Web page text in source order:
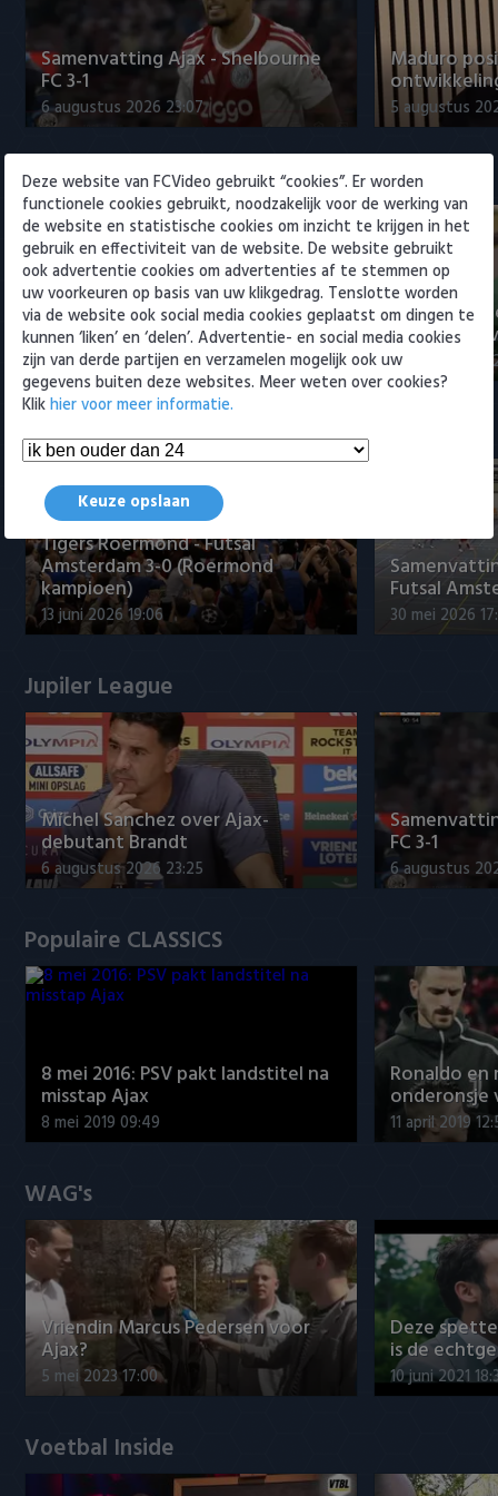
Samenvatting Ajax - Shelbourne
FC 3-1
6 augustus 2026 23:07
Maduro
5 augustus
Eredivisie
Voorbeschouwing Cambuur-
Excelsior met Plat en El Arguioui
6 augustus 2026 18:49
PSV
ervaren
6 augustus
Samenvattingen Eredivisie
Tigers Roermond - Futsal
Amsterdam 3-0 (Roermond
kampioen)
13 juni 2026 19:06
Futsal
30 mei 2026
Jupiler League
Míchel Sanchez over Ajax-
debutant Brandt
6 augustus 2026 23:25
FC 3-1
6 augustus
Populaire CLASSICS
8 mei 2016: PSV pakt landstitel na
misstap Ajax
8 mei 2019 09:49
Ronaldo
onderonsje
11 april 2019
WAG's
Vriendin Marcus Pedersen voor
Ajax?
5 mei 2023 17:00
Deze
is de
10 juni 2021
Voetbal Inside
Deze website van FCVideo gebruikt “cookies”. Er worden
functionele cookies gebruikt, noodzakelijk voor de werking van
de website en statistische cookies om inzicht te krijgen in het
gebruik en effectiviteit van de website. De website gebruikt
ook advertentie cookies om advertenties af te stemmen op
uw voorkeuren op basis van uw klikgedrag. Tenslotte worden
via de website ook social media cookies geplaatst om dingen te
kunnen ‘liken’ en ‘delen’. Advertentie- en social media cookies
zijn van derde partijen en verzamelen mogelijk ook uw
gegevens buiten deze websites. Meer weten over cookies?
Klikhier voor meer informatie.
Keuze opslaan